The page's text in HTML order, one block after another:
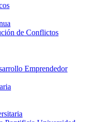
de Conflictos
Emprendedor